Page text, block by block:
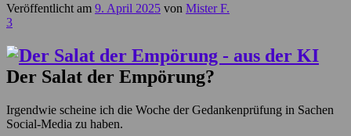
Veröffentlicht am 9. April 2025 von Mister F.
3
Der Salat der Empörung?
Irgendwie scheine ich die Woche der Gedankenprüfung in Sachen
Social-Media zu haben.